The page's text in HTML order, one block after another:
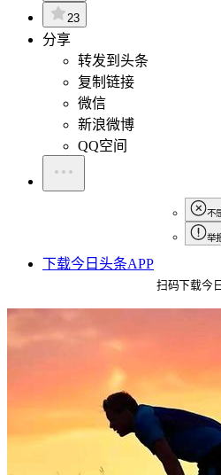
23
分享
转发到头条
复制链接
微信
新浪微博
QQ空间
不
举
下载今日头条APP
扫码下载今